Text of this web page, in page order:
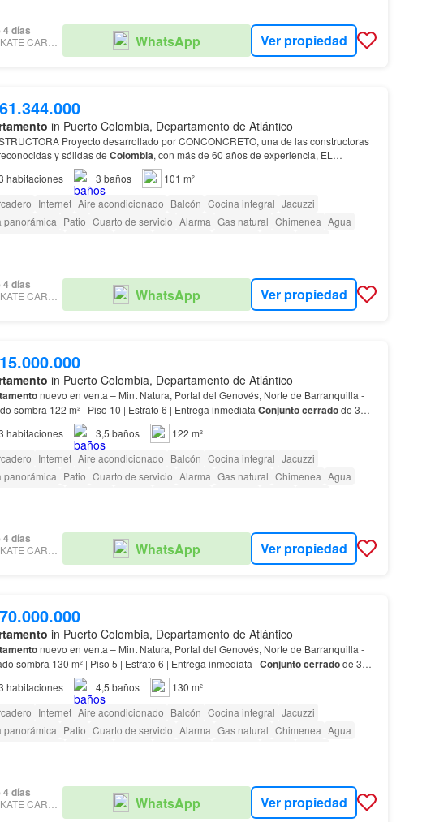
4 días
KATE CARABALLO WhatsApp Ver propiedad
in Puerto Colombia, Departamento de Atlántico
desarrollado por CONCONCRETO, una de las constructoras
y sólidas de Colombia, con más de 60 años de experiencia, EL
Conjunto residencial conformado por dos torres de 80 apartam…
habitaciones 3 baños
101 m²
Internet Aire acondicionado Balcón Cocina integral Jacuzzi
panorámica Patio Cuarto de servicio Alarma Gas natural Chimenea Agua
4 días
KATE CARABALLO WhatsApp Ver propiedad
in Puerto Colombia, Departamento de Atlántico
nuevo en venta – Mint Natura, Portal del Genovés, Norte de Barranquilla -
costado sombra 122 m² | Piso 10 | Estrato 6 | Entrega inmediata Conjunto cerradode 3
20 pisos…
habitaciones 3,5 baños
122 m²
Internet Aire acondicionado Balcón Cocina integral Jacuzzi
panorámica Patio Cuarto de servicio Alarma Gas natural Chimenea Agua
4 días
KATE CARABALLO WhatsApp Ver propiedad
in Puerto Colombia, Departamento de Atlántico
nuevo en venta – Mint Natura, Portal del Genovés, Norte de Barranquilla -
Costado sombra 130 m² | Piso 5 | Estrato 6 | Entrega inmediata | Conjunto cerradode 3
20 pisos…
habitaciones 4,5 baños
130 m²
Internet Aire acondicionado Balcón Cocina integral Jacuzzi
panorámica Patio Cuarto de servicio Alarma Gas natural Chimenea Agua
4 días
KATE CARABALLO WhatsApp Ver propiedad